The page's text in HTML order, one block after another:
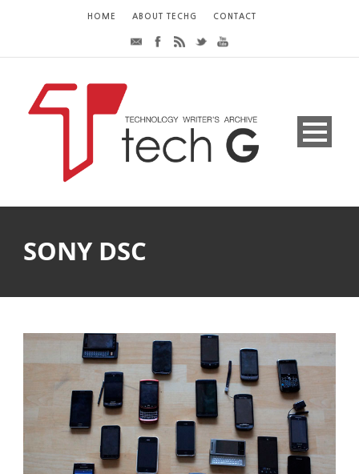
HOME ABOUT TECHG CONTACT
SONY DSC